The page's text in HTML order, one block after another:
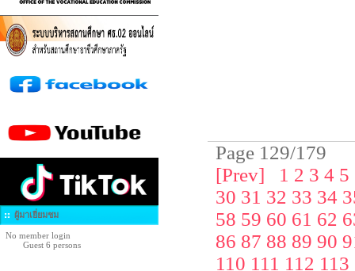
ผู้มาเยี่ยมชม
No member login
Guest 6 persons
Page 129/179
[Prev]
1 2 3 4 5
30 31 32 33 34
58 59 60 61 62
86 87 88 89 90
110 111 112 113